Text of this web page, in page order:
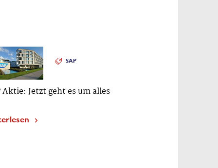
SAP
Aktie: Jetzt geht es um alles